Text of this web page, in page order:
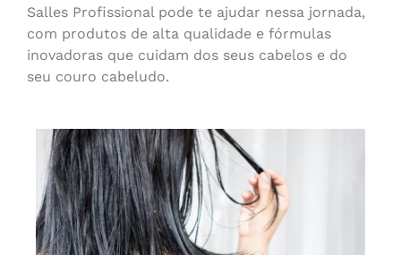
Salles Profissional pode te ajudar nessa jornada,
com produtos de alta qualidade e fórmulas
inovadoras que cuidam dos seus cabelos e do
seu couro cabeludo.